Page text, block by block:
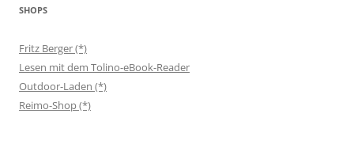
SHOPS
Fritz Berger (*)
Lesen mit dem Tolino-eBook-Reader
Outdoor-Laden (*)
Reimo-Shop (*)